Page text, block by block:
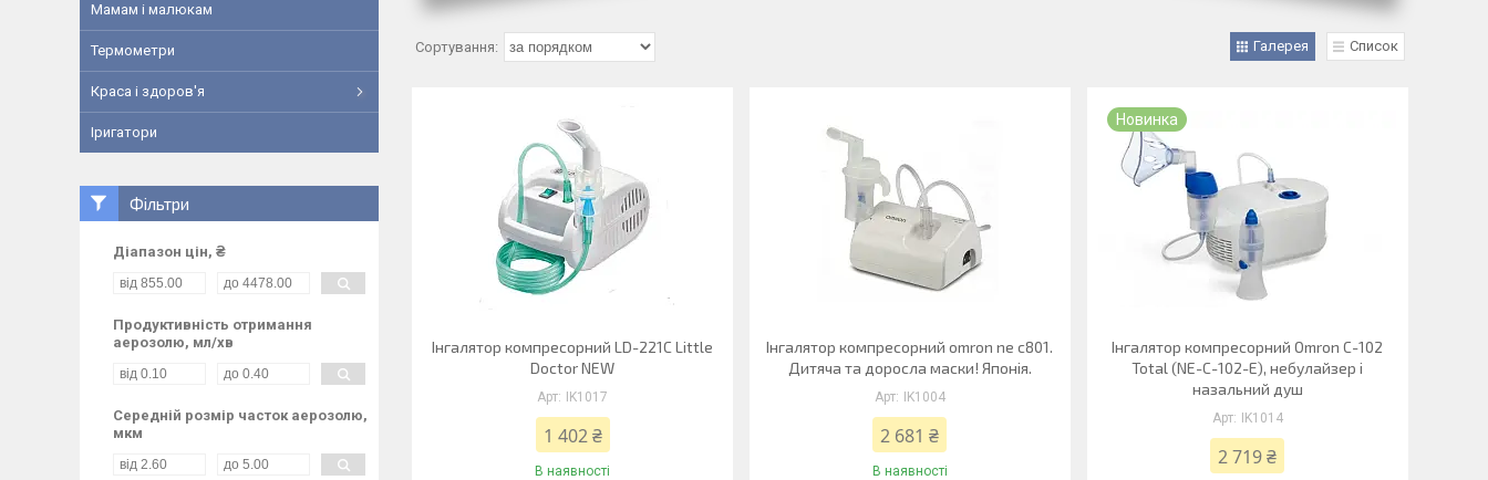
Галерея Список
Інгалятор компресорний LD-221С Little
Doctor NEW
IK1017
1 402 ₴
В наявності
Інгалятор компресорний omron ne c801.
Дитяча та доросла маски! Японія.
IK1004
2 681 ₴
В наявності
Новинка
Інгалятор компресорний Omron C-102
Total (NE-C-102-E), небулайзер і
назальний душ
IK1014
2 719 ₴
Мамам і малюкам
Термометри
Краса і здоров'я
Іригатори
Фільтри
Діапазон цін, ₴
Продуктивність отримання
аерозолю, мл/хв
Середній розмір часток аерозолю,
мкм